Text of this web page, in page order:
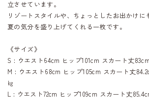
立させています。
リゾートスタイルや、ちょっとしたお出かけに
夏の気分を盛り上げてくれる一枚です。
《サイズ》
S : ウエスト64cm ヒップ101cm スカート丈
M : ウエスト68cm ヒップ105cm スカート丈
㎏
L : ウエスト72cm ヒップ109cm スカート丈